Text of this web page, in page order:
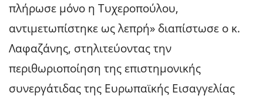
πλήρωσε μόνο η Τυχεροπούλου,
αντιμετωπίστηκε ως λεπρή» διαπίστωσε ο κ.
Λαφαζάνης, στηλιτεύοντας την
περιθωριοποίηση της επιστημονικής
συνεργάτιδας της Ευρωπαϊκής Εισαγγελίας